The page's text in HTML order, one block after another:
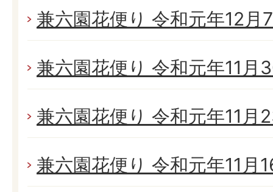
兼六園花便り 令和元年12月
兼六園花便り 令和元年11月
兼六園花便り 令和元年11月
兼六園花便り 令和元年11月